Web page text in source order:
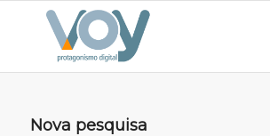
Nova pesquisa